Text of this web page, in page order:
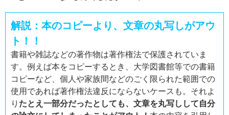
解説：本のコピーより、文章の丸写しがアウ
ト！！
書籍や雑誌などの著作物は著作権法で保護されていま
す。例えば本をコピーするとき、大学図書館等での書籍
コピーなど、個人や家族間などのごく限られた範囲での
使用であれば著作権法違反にならないケースも。それよ
り たとえ一部分だったとしても、文章を丸写しして自分